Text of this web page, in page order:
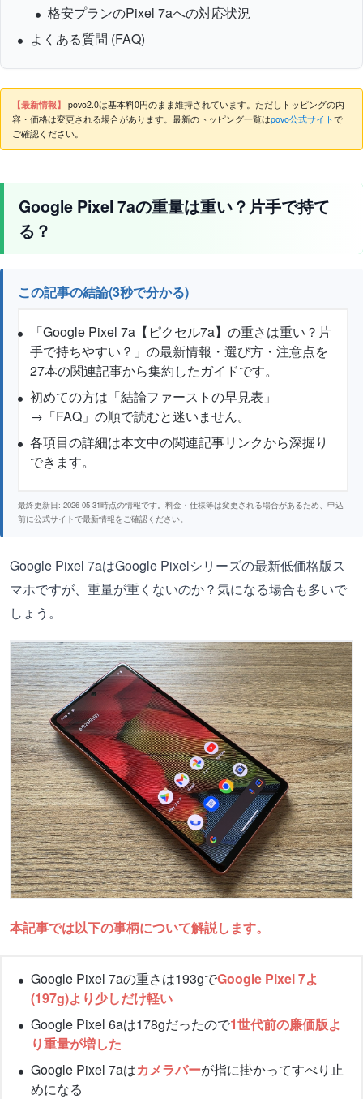
格安プランのPixel 7aへの対応状況
よくある質問 (FAQ)
【最新情報】 povo2.0は基本料0円のまま維持されています。ただしトッピングの内
容・価格は変更される場合があります。最新のトッピング一覧はpovo公式サイトで
ご確認ください。
Google Pixel 7aの重量は重い？片手で持て
る？
この記事の結論(3秒で分かる)
「Google Pixel 7a【ピクセル7a】の重さは重い？片
手で持ちやすい？」の最新情報・選び方・注意点を
27本の関連記事から集約したガイドです。
初めての方は「結論ファーストの早見表」
→「FAQ」の順で読むと迷いません。
各項目の詳細は本文中の関連記事リンクから深掘り
できます。
最終更新日: 2026-05-31時点の情報です。料金・仕様等は変更される場合があるため、申込
前に公式サイトで最新情報をご確認ください。
Google Pixel 7aはGoogle Pixelシリーズの最新低価格版ス
マホですが、重量が重くないのか？気になる場合も多いで
しょう。
本記事では以下の事柄について解説します。
Google Pixel 7aの重さは193gでGoogle Pixel 7よ
(197g)より少しだけ軽い
Google Pixel 6aは178gだったので1世代前の廉価版よ
り重量が増した
Google Pixel 7aはカメラバーが指に掛かってすべり止
めになる